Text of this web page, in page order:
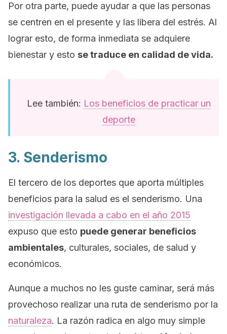
Por otra parte, puede ayudar a que las personas
se centren en el presente y las libera del estrés. Al
lograr esto, de forma inmediata se adquiere
bienestar y esto se traduce en calidad de vida.
Lee también: Los beneficios de practicar un
deporte
3. Senderismo
El tercero de los deportes que aporta múltiples
beneficios para la salud es el senderismo. Una
investigación llevada a cabo en el año 2015
expuso que esto puede generar beneficios
ambientales, culturales, sociales, de salud y
económicos.
Aunque a muchos no les guste caminar, será más
provechoso realizar una ruta de senderismo por la
naturaleza. La razón radica en algo muy simple